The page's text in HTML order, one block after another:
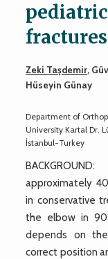
fractures
Zeki Taşdemir,
Hüseyin Günay
Department of
University Kartal Dr.
İstanbul-Turkey
approximately
in conservative
the elbow in
depends on
correct position